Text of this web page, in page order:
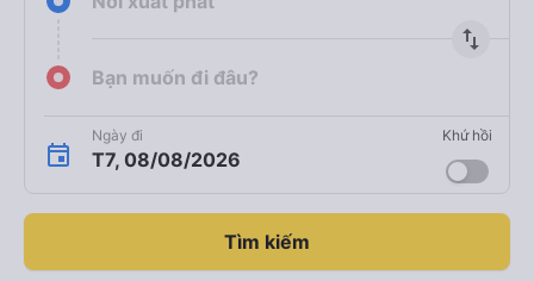
import_export
Bạn muốn đi đâu?
Ngày đi
T7, 08/08/2026
Khứ hồi
Tìm kiếm